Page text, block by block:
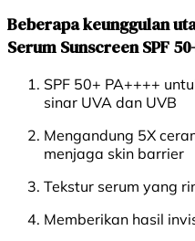
Beberapa keunggulan
Serum Sunscreen SPF
SPF 50+ PA++++
sinar UVA dan UVB
Mengandung 5X
menjaga skin barrier
Tekstur serum yang
Memberikan hasil